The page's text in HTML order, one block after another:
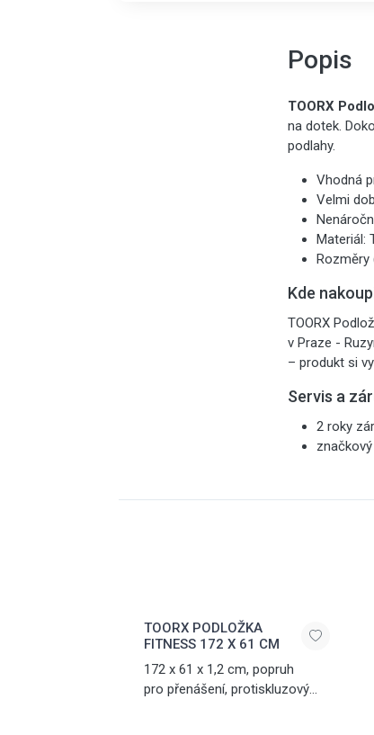
Popis
TOORX
na dotek.
podlahy.
Vhodná
Velmi
Materiál:
Rozměry
Kde
TOORX
v Praze -
– produkt si
Servis a
2 roky
TOORX PODLOŽKA
FITNESS 172 X 61 CM
172 x 61 x 1,2 cm, popruh
pro přenášení, protiskluzový